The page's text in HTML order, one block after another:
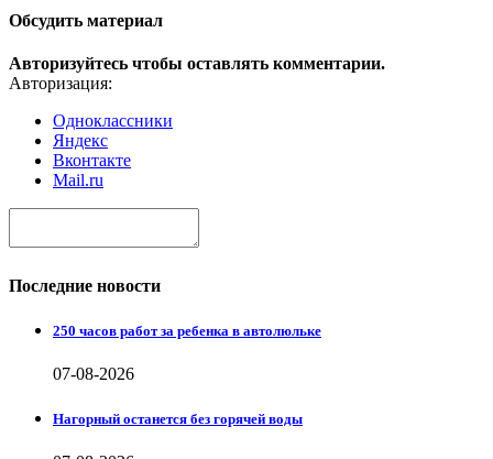
Обсудить материал
Авторизуйтесь чтобы оставлять комментарии.
Авторизация:
Одноклассники
Яндекс
Вконтакте
Mail.ru
Последние новости
250 часов работ за ребенка в автолюльке
07-08-2026
Нагорный останется без горячей воды